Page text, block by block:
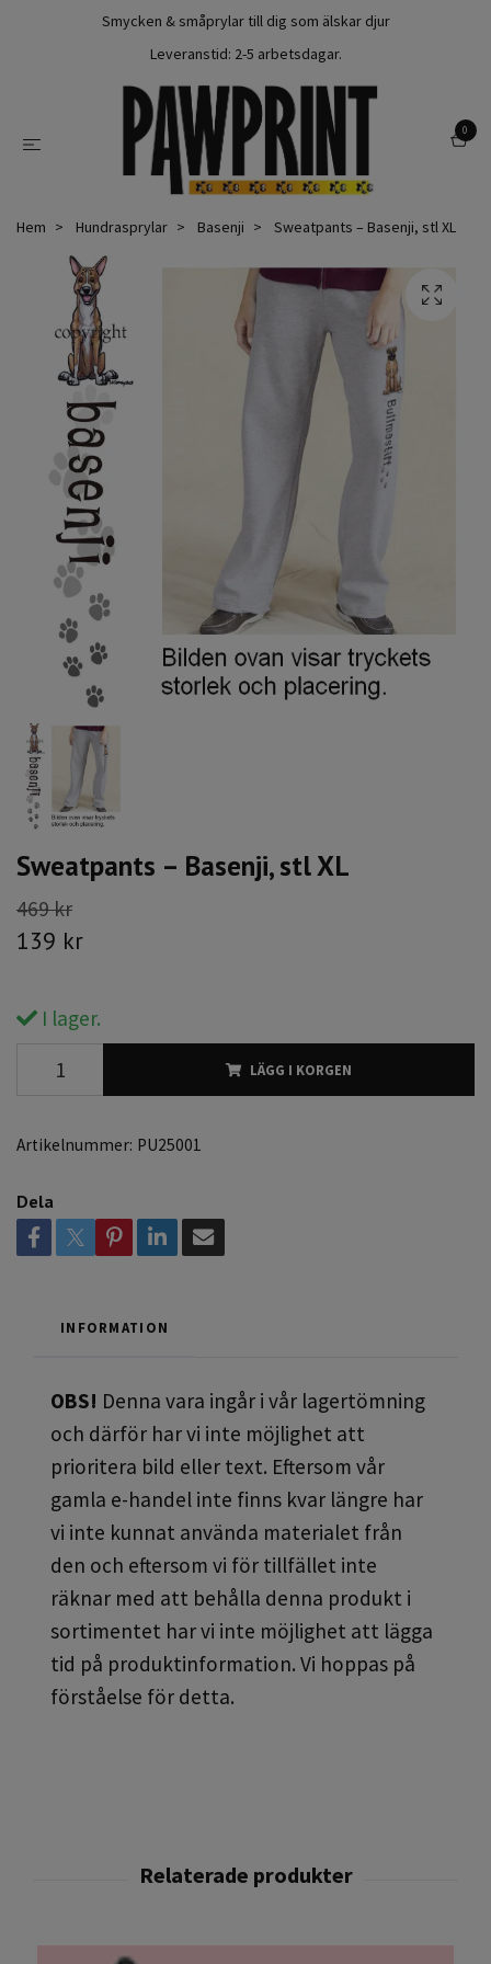
Smycken & småprylar till dig som älskar djur
Leveranstid: 2-5 arbetsdagar.
0
Hem Hundrasprylar Basenji Sweatpants – Basenji, stl XL
Sweatpants – Basenji, stl XL
469 kr
139 kr
I lager.
LÄGG I KORGEN
Artikelnummer: PU25001
Dela
INFORMATION
OBS! Denna vara ingår i vår lagertömning
och därför har vi inte möjlighet att
prioritera bild eller text. Eftersom vår
gamla e-handel inte finns kvar längre har
vi inte kunnat använda materialet från
den och eftersom vi för tillfället inte
räknar med att behålla denna produkt i
sortimentet har vi inte möjlighet att lägga
tid på produktinformation. Vi hoppas på
förståelse för detta.